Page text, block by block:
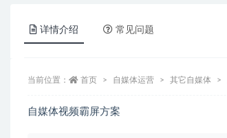
详情介绍 常见问题
当前位置： 首页 自媒体运营 其它自媒体
自媒体视频霸屏方案